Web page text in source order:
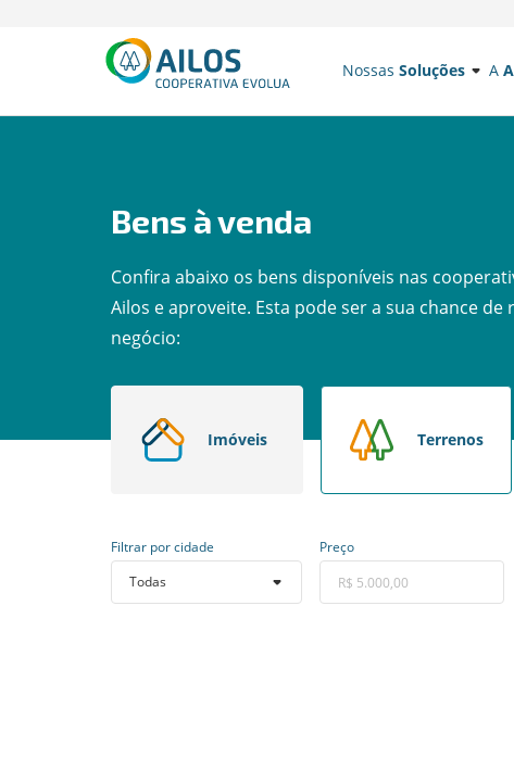
Nossas Soluções A
Bens à venda
Confira abaixo os bens disponíveis nas
Ailos e aproveite. Esta pode ser a sua chance
negócio:
Imóveis Terrenos
Filtrar por cidade Preço